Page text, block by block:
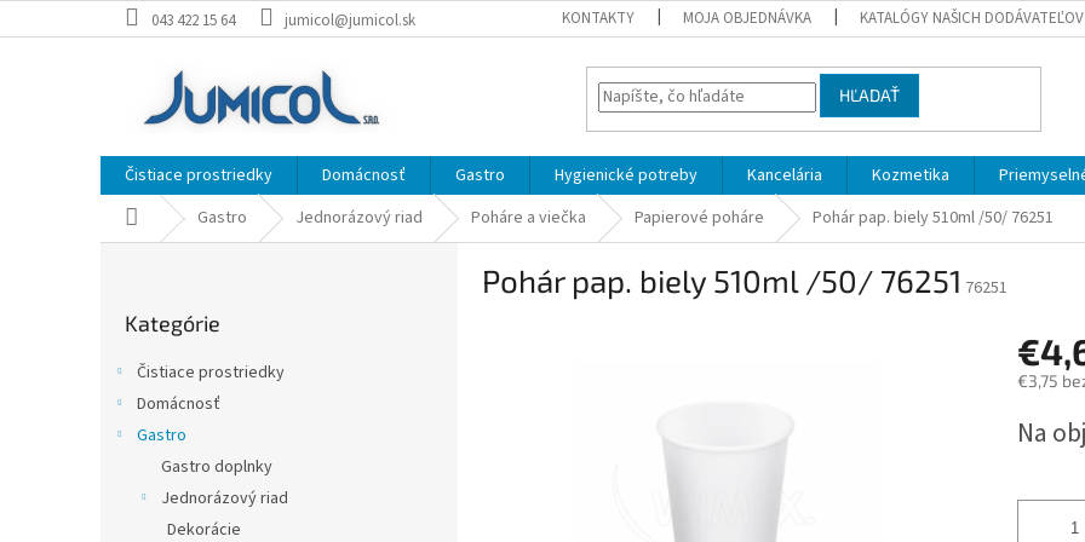
na
043 422 15 64 jumicol@jumicol.sk KONTAKTY MOJA OBJEDNÁVKA KATALÓGY NAŠICH DODÁVATEĽOV
HĽADAŤ
Čistiace prostriedky Domácnosť Gastro Hygienické potreby Kancelária Kozmetika
Domov Gastro Jednorázový riad Poháre a viečka Papierové poháre Pohár pap. biely 510ml /50/ 76251
kategórie
Kategórie
Čistiace prostriedky
Domácnosť
Gastro
Gastro doplnky
Jednorázový riad
Dekorácie
Pohár pap. biely 510ml /50/ 76251 76251
€3,75
cena:
Na